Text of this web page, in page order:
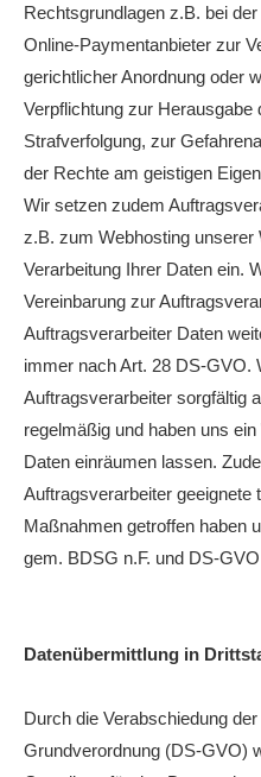
Rechtsgrundlagen z.B. bei
Online-Paymentanbieter zur
gerichtlicher Anordnung oder
Verpflichtung zur
Strafverfolgung, zur
der Rechte am geistigen
Wir setzen zudem
z.B. zum Webhosting
Verarbeitung Ihrer Daten ein.
Vereinbarung zur
Auftragsverarbeiter Daten
immer nach Art. 28 DS-GVO.
Auftragsverarbeiter sorgfältig
regelmäßig und haben uns
Daten einräumen lassen.
Auftragsverarbeiter
Maßnahmen getroffen haben
gem. BDSG n.F. und DS-
Datenübermittlung in
Durch die Verabschiedung
Grundverordnung (DS-GVO)